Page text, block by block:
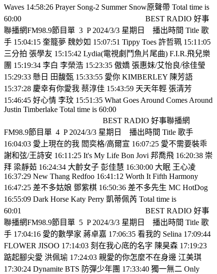
Waves 14:58:26 Prayer Song-2 Summer Snow原聲帶 Total time is
60:00
BEST RADIO 好事
聯播網FM98.9節目單 3 P 2024/3/3 星期日
播出時間 Title 歌
手 15:04:15 奎籠夢 魏妙如 15:07:51 Tippy Toes 許哲珮 15:11:05
三分拍 張學友 15:15:42 Lydia(電視劇鬥魚片尾曲) F.I.R.飛兒樂
團 15:19:34 李白 李榮浩 15:23:35 傲嬌 張惠妹/艾怡良/徐佳瑩
15:29:33 懸日 田馥甄 15:33:55 愛你 KIMBERLEY 陳芳語
15:37:28 慶幸有你愛我 蔡淳佳 15:43:59 天天年輕 張清芳
15:46:45 好心情 李玟 15:51:35 What Goes Around Comes Around
Justin Timberlake Total time is 60:00
BEST RADIO 好事聯播網
FM98.9節目單 4 P 2024/3/3 星期日
播出時間 Title 歌手
16:04:03 愛上現在的我 閻奕格/高爾宣 16:07:25 愛不需要裝乖
謝和弦/王詩安 16:11:25 It's My Life Bon Jovi 邦喬飛 16:20:38 崇
拜 梁靜茹 16:24:34 大齡女子 彭佳慧 16:30:00 大眠 王心凌
16:37:29 New Thang Redfoo 16:41:12 Worth It Fifth Harmony
16:47:25 差不多姑娘 鄧紫棋 16:50:36 差不多先生 MC HotDog
16:55:09 Dark Horse Katy Perry 凱蒂佩芮 Total time is
60:01
BEST RADIO 好事
聯播網FM98.9節目單 5 P 2024/3/3 星期日
播出時間 Title 歌
手 17:04:16 愛的數學家 蔣卓嘉 17:06:35 看我的 Selina 17:09:44
FLOWER JISOO 17:14:03 刻在我心底的名字 陳昊森 17:19:23
踮起腳尖愛 洪佩瑜 17:24:03 親愛的你怎麼不在身邊 江美琪
17:30:24 Dynamite BTS 防彈少年團 17:33:40 獨一無二 Only